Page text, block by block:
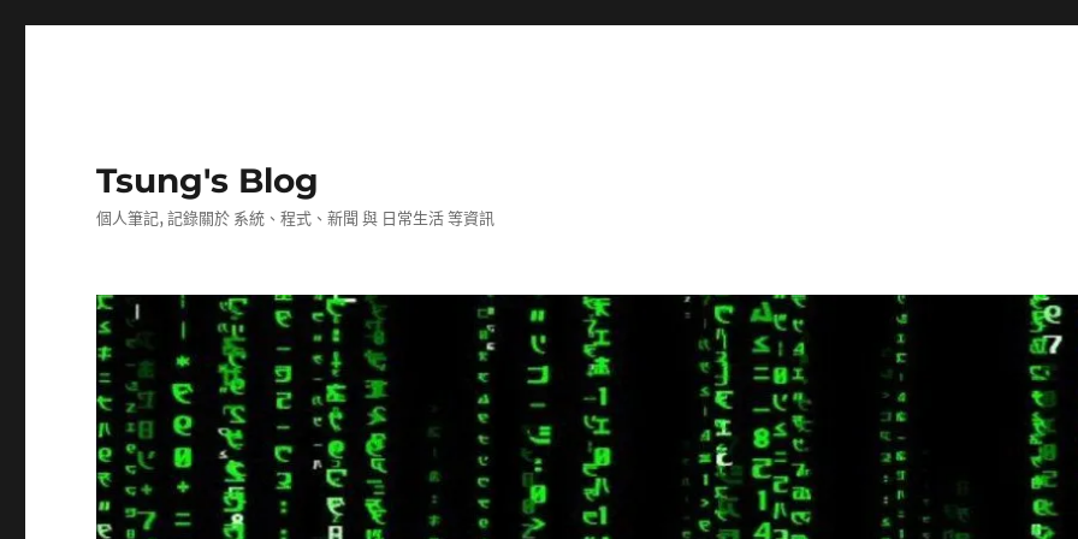
Tsung's Blog
個人筆記, 記錄關於 系統、程式、新聞 與 日常生活 等資訊